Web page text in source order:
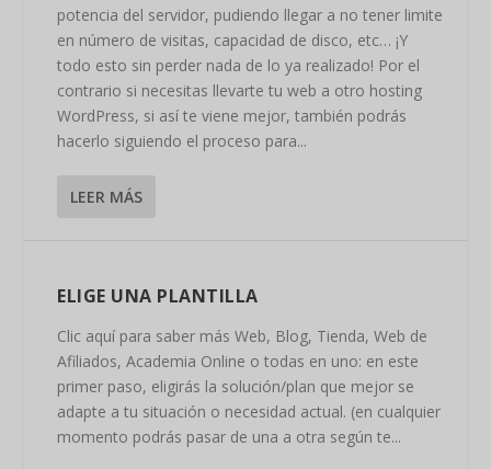
potencia del servidor, pudiendo llegar a no tener limite
en número de visitas, capacidad de disco, etc… ¡Y
todo esto sin perder nada de lo ya realizado! Por el
contrario si necesitas llevarte tu web a otro hosting
WordPress, si así te viene mejor, también podrás
hacerlo siguiendo el proceso para...
LEER MÁS
ELIGE UNA PLANTILLA
Clic aquí para saber más Web, Blog, Tienda, Web de
Afiliados, Academia Online o todas en uno: en este
primer paso, eligirás la solución/plan que mejor se
adapte a tu situación o necesidad actual. (en cualquier
momento podrás pasar de una a otra según te...